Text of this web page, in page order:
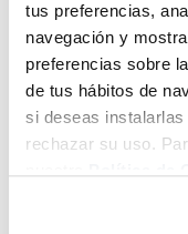
tus preferencias,
navegación y
preferencias sobre
de tus hábitos de
si deseas
rechazar su uso.